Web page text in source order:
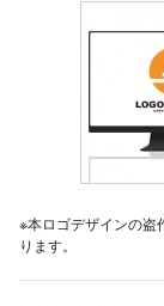
※本ロゴデザインの盗
ります。